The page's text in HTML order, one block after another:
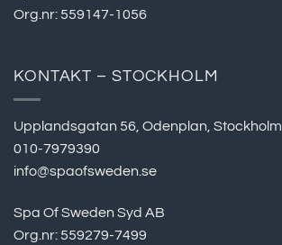
Org.nr: 559147-1056
KONTAKT – STOCKHOLM
Upplandsgatan 56, Odenplan, Stockholm
010-7979390
info@spaofsweden.se
Spa Of Sweden Syd AB
Org.nr: 559279-7499